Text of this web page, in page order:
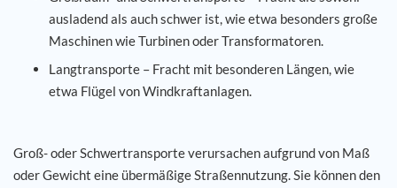
ausladend als auch schwer ist, wie etwa besonders große
Maschinen wie Turbinen oder Transformatoren.
Langtransporte – Fracht mit besonderen Längen, wie
etwa Flügel von Windkraftanlagen.
Groß- oder Schwertransporte verursachen aufgrund von Maß
oder Gewicht eine übermäßige Straßennutzung. Sie können den